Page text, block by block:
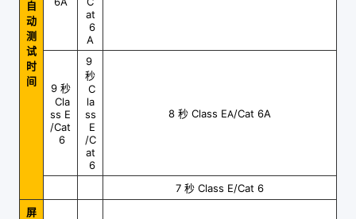
自
动
测
试
时
间
at
6
A
9 秒
Cla
ss E
/Cat
6
9
秒
C
la
ss
E
/C
at
6
8 秒 Class EA/Cat 6A
7 秒 Class E/Cat 6
屏